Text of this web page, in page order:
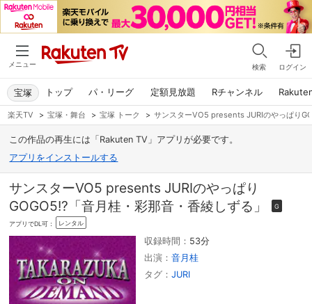
メニュー 検索 ログイン
トップ パ・リーグ 定額見放題 Rチャンネル
宝塚
楽天TV > 宝塚・舞台 > 宝塚 トーク > サンスターVO5 presents JURIのやっぱり
この作品の再生には「Rakuten TV」アプリが必要です。
アプリをインストールする
サンスターVO5 presents JURIのやっぱり
GOGO5!?「音月桂・彩那音・香綾しずる」
G
アプリでDL可： レンタル
収録時間： 53分
出演：音月桂
タグ：JURI